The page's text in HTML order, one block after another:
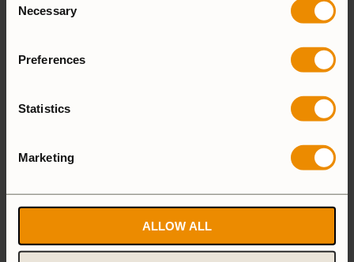
Selection
Necessary
Preferences
Statistics
Marketing
ALLOW ALL
Spirit Burner Gas Burner